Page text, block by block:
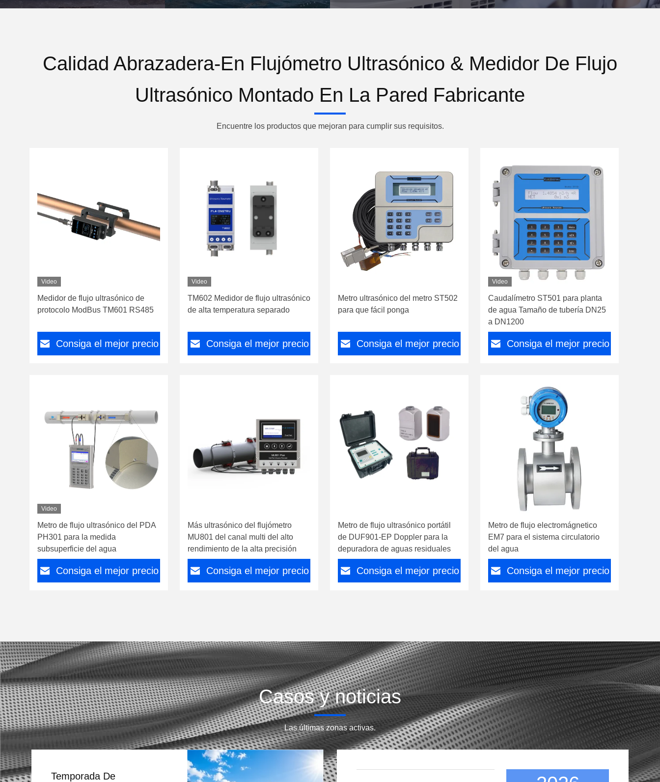
Calidad Abrazadera-En Flujómetro Ultrasónico & Medidor De Flujo
Ultrasónico Montado En La Pared Fabricante
Encuentre los productos que mejoran para cumplir sus requisitos.
Video
Medidor de flujo ultrasónico de
protocolo ModBus TM601 RS485
Consiga el mejor precio
Video
TM602 Medidor de flujo ultrasónico
de alta temperatura separado
Consiga el mejor precio
Metro ultrasónico del metro ST502
para que fácil ponga
Consiga el mejor precio
Video
Caudalímetro ST501 para planta
de agua Tamaño de tubería DN25
a DN1200
Consiga el mejor precio
Video
Metro de flujo ultrasónico del PDA
PH301 para la medida
subsuperficie del agua
Consiga el mejor precio
Más ultrasónico del flujómetro
MU801 del canal multi del alto
rendimiento de la alta precisión
Consiga el mejor precio
Metro de flujo ultrasónico portátil
de DUF901-EP Doppler para la
depuradora de aguas residuales
Consiga el mejor precio
Metro de flujo electromágnetico
EM7 para el sistema circulatorio
del agua
Consiga el mejor precio
Casos y noticias
Las últimas zonas activas.
Temporada De